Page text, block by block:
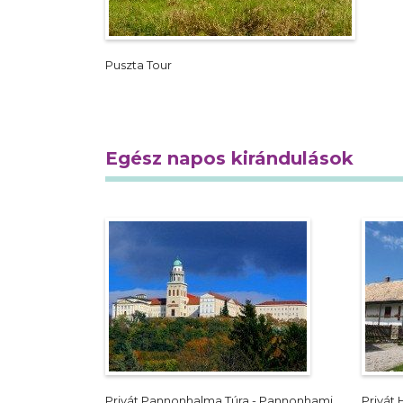
Puszta Tour
Egész napos kirándulások